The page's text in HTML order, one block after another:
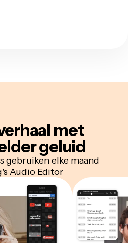
met
geluid
gebruiken elke maand
Audio Editor